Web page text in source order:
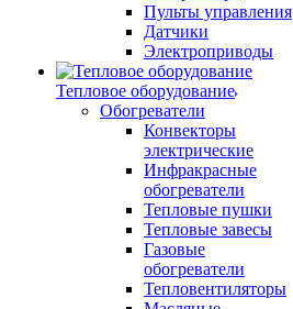
Пульты управления
Датчики
Электроприводы
Тепловое оборудование
Обогреватели
Конвекторы
электрические
Инфракрасные
обогреватели
Тепловые пушки
Тепловые завесы
Газовые
обогреватели
Тепловентиляторы